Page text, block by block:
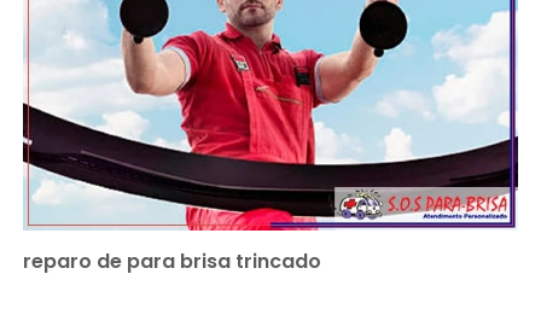
reparo de para brisa trincado